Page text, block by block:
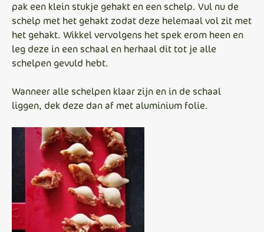
pak een klein stukje gehakt en een schelp. Vul nu de
schelp met het gehakt zodat deze helemaal vol zit met
het gehakt. Wikkel vervolgens het spek erom heen en
leg deze in een schaal en herhaal dit tot je alle
schelpen gevuld hebt.
Wanneer alle schelpen klaar zijn en in de schaal
liggen, dek deze dan af met aluminium folie.